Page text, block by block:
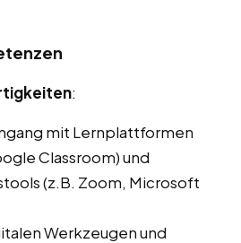
:
mit Lernplattformen
Classroom) und
(z.B. Zoom, Microsoft
Werkzeugen und